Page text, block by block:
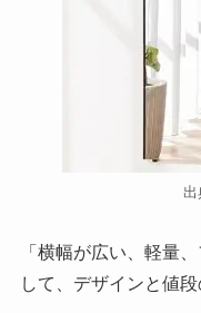
出
「横幅が広い、軽量
して、デザインと値